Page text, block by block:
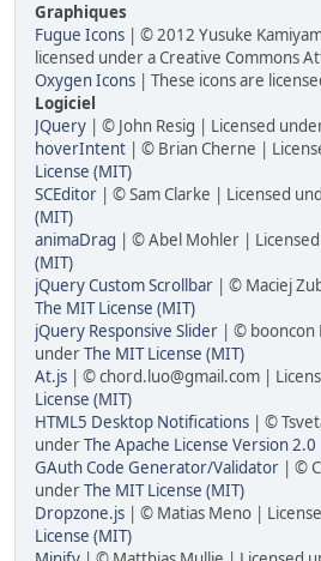
Graphiques
Fugue Icons | © 2012 Yusuke
licensed under a Creative Commons
Oxygen Icons | These icons are
Logiciel
JQuery | © John Resig | Licensed
hoverIntent | © Brian Cherne |
License (MIT)
SCEditor | © Sam Clarke | Licensed
(MIT)
animaDrag | © Abel Mohler |
(MIT)
jQuery Custom Scrollbar | © Maciej
The MIT License (MIT)
jQuery Responsive Slider | © booncon
underThe MIT License (MIT)
At.js | © chord.luo@gmail.com |
License (MIT)
HTML5 Desktop Notifications | ©
underThe Apache License Version 2.0
GAuth Code Generator/Validator | ©
underThe MIT License (MIT)
Dropzone.js | © Matias Meno |
License (MIT)